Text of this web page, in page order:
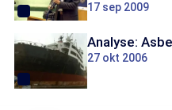
17 sep 2009
Analyse:
27 okt 2006